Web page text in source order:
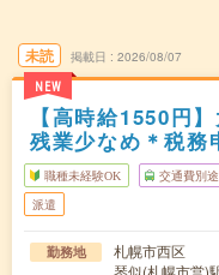
未読
NEW
掲載日 2026/08/07
【高時給1550円
残業少なめ＊税務
職種未経験OK 交通費別
派遣
勤務地
札幌市西区
琴似(札幌市営)